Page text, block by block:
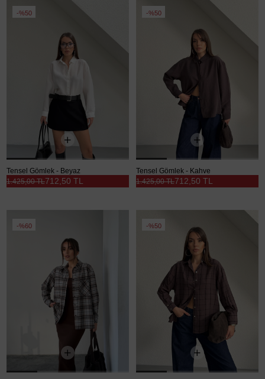
%50
Tensel Gömlek - Beyaz
712,50 TL
1.425,00 TL
%50
Tensel Gömlek - Kahve
712,50 TL
1.425,00 TL
%60 %50